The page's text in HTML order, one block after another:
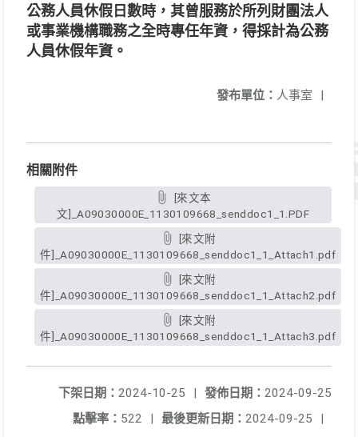
公務人員休假日數時，其曾服務於所列財團法人
或事業機構職務之全時專任年資，得採計為公務
人員休假年資。
發布單位： 人事室 |
相關附件
文]_A09030000E_1130109668_senddoc1_1.PDF
件]_A09030000E_1130109668_senddoc1_1_Attach1.pdf
件]_A09030000E_1130109668_senddoc1_1_Attach2.pdf
件]_A09030000E_1130109668_senddoc1_1_Attach3.pdf
發佈日期： 2024-09-25
下架日期： 2024-10-25
|
最後更新日期： 2024-09-25 |
點擊率： 522 |